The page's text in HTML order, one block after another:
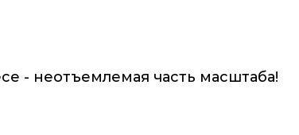
- неотъемлемая часть масштаба!